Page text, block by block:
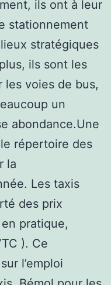
ils ont à leur
stationnement
stratégiques
ils sont les
les voies de bus,
un
abondance.Une
répertoire des
la
Les taxis
des prix
pratique,
). Ce
l’emploi